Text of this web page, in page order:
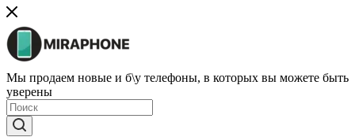
Мы продаем новые и б\у телефоны, в которых вы можете быть
уверены